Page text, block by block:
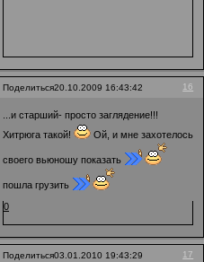
Поделиться 16
20.10.2009 16:43:42
...и старший- просто заглядение!!!
Хитрюга такой!
Ой, и мне захотелось
своего вьюношу показать
пошла грузить
0
Поделиться 17
03.01.2010 19:43:29